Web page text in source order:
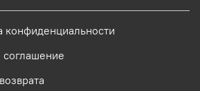
конфиденциальности
соглашение